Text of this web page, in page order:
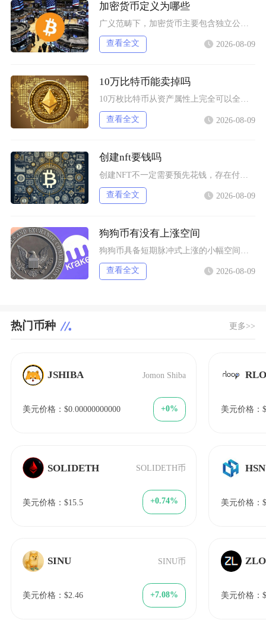
加密货币定义为哪些
查看全文 2026-08-09
10万比特币能卖掉吗
10万枚比特币从资产属性上完全可以全部卖出，但无法在公开现货市场一次性市价成交，想要足额变
查看全文 2026-08-09
创建nft要钱吗
查看全文 2026-08-09
狗狗币有没有上涨空间
查看全文 2026-08-09
热门币种 更多>>
JSHIBA Jomon Shiba
美元价格：$0.00000000000 +0%
SOLIDETH SOLIDETH币
美元价格：$15.5 +0.74%
SINU SINU币
美元价格：$2.46 +7.08%
美元价格：
HSN
美元价格：
美元价格：